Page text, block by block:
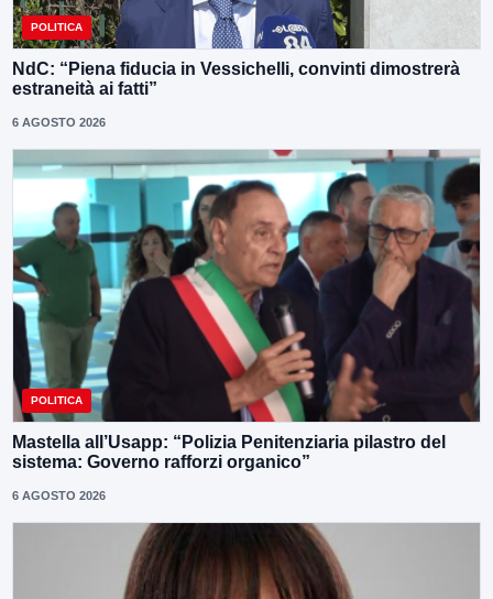
POLITICA
NdC: “Piena fiducia in Vessichelli, convinti dimostrerà
estraneità ai fatti”
6 AGOSTO 2026
POLITICA
Mastella all’Usapp: “Polizia Penitenziaria pilastro del
sistema: Governo rafforzi organico”
6 AGOSTO 2026